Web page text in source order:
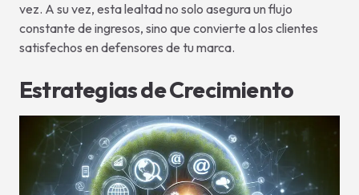
vez. A su vez, esta lealtad no solo asegura un flujo
constante de ingresos, sino que convierte a los clientes
satisfechos en defensores de tu marca.
Estrategias de Crecimiento